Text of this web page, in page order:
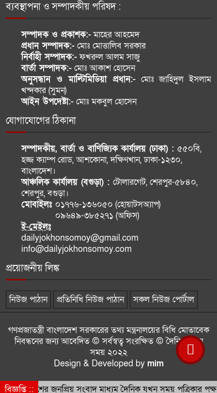
শেখ হাসিনাকে ফেরত দিতে ভারতের
মেহেরপুর সীমান্তে ৫ জনকে পুশইনের
চেষ্টা রুখে দিল বিজিবি
হাসিনার বক্তব্য সমর্থন করে না ভারত,
জানাল পররাষ্ট্র মন্ত্রণালয়
ব্যবস্থাপনা ও সম্পাদকীয় পরিষদ :
সম্পাদক ও প্রকাশক:-মাহের আহমেদ
প্রধান সম্পাদক:- মোঃ মোত্তালিব সরকার
নির্বাহী সম্পাদক:-ফখরুল আলম সাজু
বার্তা সম্পাদক:- মোঃ আকাশ হোসেন
অনুসন্ধান ও মাল্টিমিডিয়া প্রধান:- মোঃ জাহিদুল ইসলাম
খন্দকার (সুমন)
আইন উপদেষ্টা:- মোঃ মকবুল হোসেন
যোগাযোগের ঠিকানা
সম্পাদকীয়, বার্তা ও বাণিজ্যিক কার্যালয় (ঢাকা) : ৫৫০বি,
হজ্জ ক্যাম্প রোড, আশকোনা, দক্ষিণখান, ঢাকা-১২৩০,
বাংলাদেশ।
আঞ্চলিক কার্যালয় (বগুড়া) : টোলারগেট, শেরপুর-৫৮৪০,
শেরপুর, বগুড়া।
মোবাইলঃ ০১৭৭৬-১৩৬০৫০ (হোয়াটসঅ্যাপ)
০৯৬৪৯-৩৮৫২৭১ (অফিস)
ই-মেইলঃ
dailyjokhonsomoy@gmail.com
info@dailyjokhonsomoy.com
প্রয়োজনীয় লিঙ্ক
নিউজ পাঠান প্রতিনিধি নিউজ পাঠান সকল নিউজ পোর্টাল
গণপ্রজাতন্ত্রী বাংলাদেশ সরকারের তথ্য মন্ত্রনালয়ের বিধি মোতাবেক
নিবন্ধনের জন্য আবেদিত © সর্বস্বত্ব সংরক্ষিত © দৈনিক যখন
সময় ২০২২
Design & Developed by mim
বিজ্ঞপ্তি ::দেশের জনপ্রিয় সংবাদ মাধ্যম দৈনিক যখন সময় পত্রিকার